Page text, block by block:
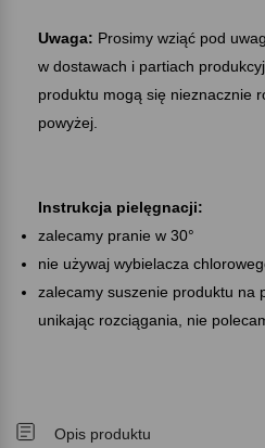
Uwaga: Prosimy wziąć pod
w dostawach i partiach
produktu mogą się nieznacznie
powyżej.
Instrukcja pielęgnacji:
zalecamy pranie w 30°
nie używaj wybielacza
zalecamy suszenie produktu na
unikając rozciągania, nie
Opis produktu